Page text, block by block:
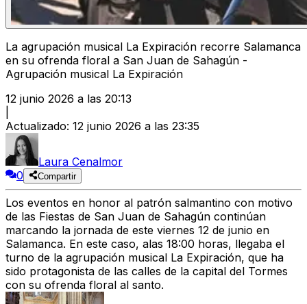
La agrupación musical La Expiración recorre Salamanca
en su ofrenda floral a San Juan de Sahagún -
Agrupación musical La Expiración
12 junio 2026 a las 20:13
Actualizado: 12 junio 2026 a las 23:35
Laura Cenalmor
0
Compartir
Los eventos en honor al patrón salmantino con motivo
de las Fiestas de San Juan de Sahagún continúan
marcando la jornada de este viernes 12 de junio en
Salamanca. En este caso, alas 18:00 horas, llegaba el
turno de la agrupación musical La Expiración, que ha
sido protagonista de las calles de la capital del Tormes
con su ofrenda floral al santo.